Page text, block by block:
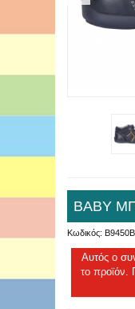
ΒΑΒΥ
Κωδικός:
Αυτός ο
το προϊόν.